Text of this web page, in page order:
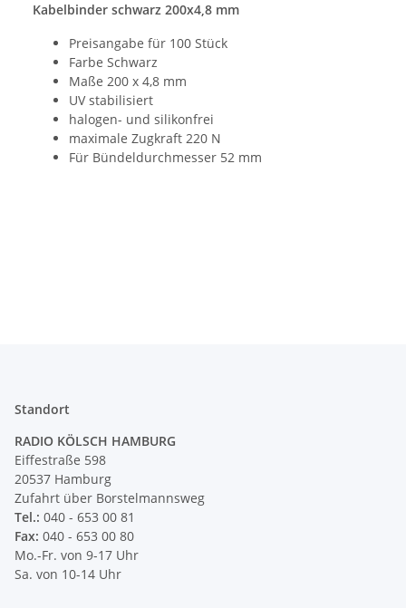
Kabelbinder schwarz 200x4,8 mm
Preisangabe für 100 Stück
Farbe Schwarz
Maße 200 x 4,8 mm
UV stabilisiert
halogen- und silikonfrei
maximale Zugkraft 220 N
Für Bündeldurchmesser 52 mm
Standort
RADIO KÖLSCH HAMBURG
Eiffestraße 598
20537 Hamburg
Zufahrt über Borstelmannsweg
Tel.: 040 - 653 00 81
Fax: 040 - 653 00 80
Mo.-Fr. von 9-17 Uhr
Sa. von 10-14 Uhr